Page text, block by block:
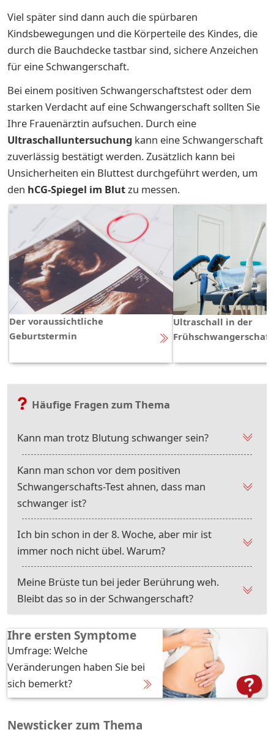
Viel später sind dann auch die spürbaren
Kindsbewegungen und die Körperteile des Kindes, die
durch die Bauchdecke tastbar sind, sichere Anzeichen
für eine Schwangerschaft.
Bei einem positiven Schwangerschaftstest oder dem
starken Verdacht auf eine Schwangerschaft sollten Sie
Ihre Frauenärztin aufsuchen. Durch eine
Ultraschalluntersuchung kann eine Schwangerschaft
zuverlässig bestätigt werden. Zusätzlich kann bei
Unsicherheiten ein Bluttest durchgeführt werden, um
den hCG-Spiegel im Blutzu messen.
Der voraussichtliche
Geburtstermin
Ultraschall in der
Frühschwangerschaft
Häufige Fragen zum Thema
Kann man trotz Blutung schwanger sein?
Kann man schon vor dem positiven
Schwangerschafts-Test ahnen, dass man
schwanger ist?
Ich bin schon in der 8. Woche, aber mir ist
immer noch nicht übel. Warum?
Meine Brüste tun bei jeder Berührung weh.
Bleibt das so in der Schwangerschaft?
Ihre ersten Symptome
Umfrage: Welche
Veränderungen haben Sie bei
sich bemerkt?
Newsticker zum Thema